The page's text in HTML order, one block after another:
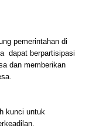
pemerintahan di
dapat berpartisipasi
dan memberikan
kunci untuk